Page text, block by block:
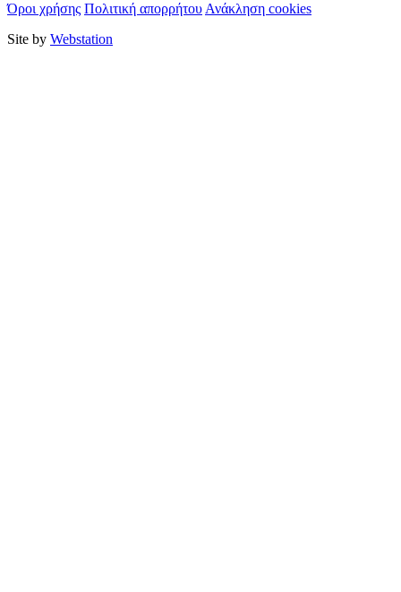
Όροι χρήσης Πολιτική απορρήτου Ανάκληση cookies
Site by Webstation